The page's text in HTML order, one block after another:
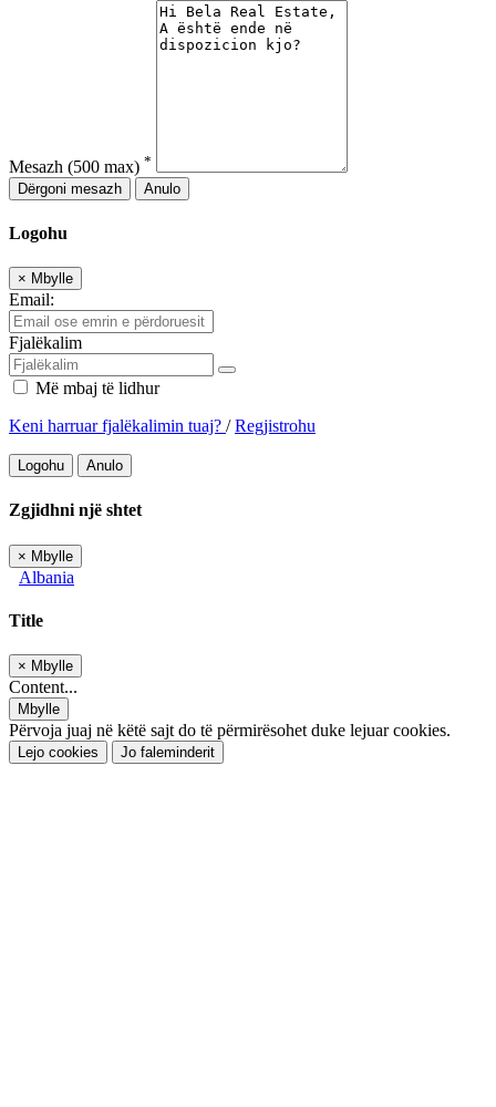
Mesazh (500 max) *
Dërgoni mesazh
Anulo
Logohu
× Mbylle
Email:
Fjalëkalim
Më mbaj të lidhur
Keni harruar fjalëkalimin tuaj? /Regjistrohu
Logohu Anulo
Zgjidhni një shtet
× Mbylle
Albania
Title
× Mbylle
Content...
Mbylle
Përvoja juaj në këtë sajt do të përmirësohet duke lejuar cookies.
Lejo cookies Jo faleminderit